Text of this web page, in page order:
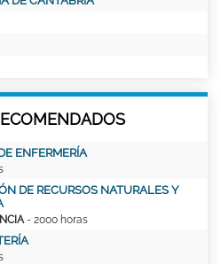
ENFERMERÍA
DE RECURSOS NATURALES Y
- 2000 horas